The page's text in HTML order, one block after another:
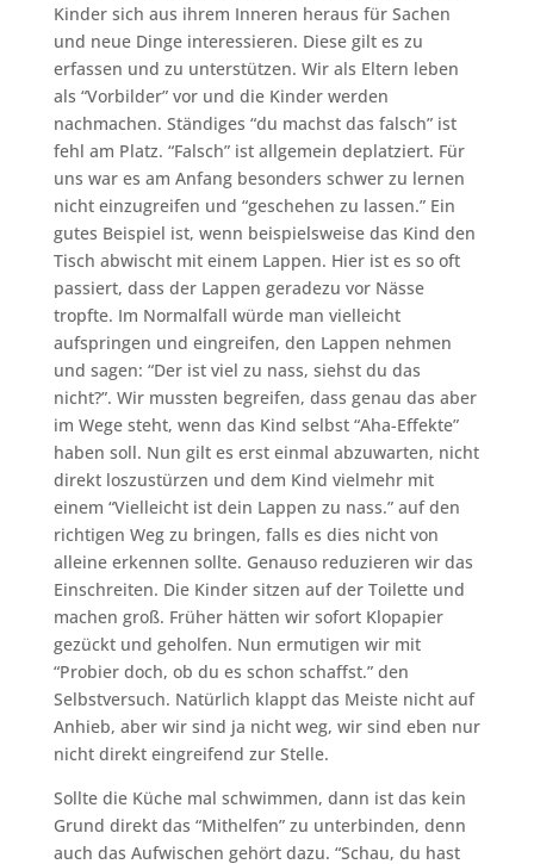
Kinder sich aus ihrem Inneren heraus für Sachen
und neue Dinge interessieren. Diese gilt es zu
erfassen und zu unterstützen. Wir als Eltern leben
als “Vorbilder” vor und die Kinder werden
nachmachen. Ständiges “du machst das falsch” ist
fehl am Platz. “Falsch” ist allgemein deplatziert. Für
uns war es am Anfang besonders schwer zu lernen
nicht einzugreifen und “geschehen zu lassen.” Ein
gutes Beispiel ist, wenn beispielsweise das Kind den
Tisch abwischt mit einem Lappen. Hier ist es so oft
passiert, dass der Lappen geradezu vor Nässe
tropfte. Im Normalfall würde man vielleicht
aufspringen und eingreifen, den Lappen nehmen
und sagen: “Der ist viel zu nass, siehst du das
nicht?”. Wir mussten begreifen, dass genau das aber
im Wege steht, wenn das Kind selbst “Aha-Effekte”
haben soll. Nun gilt es erst einmal abzuwarten, nicht
direkt loszustürzen und dem Kind vielmehr mit
einem “Vielleicht ist dein Lappen zu nass.” auf den
richtigen Weg zu bringen, falls es dies nicht von
alleine erkennen sollte. Genauso reduzieren wir das
Einschreiten. Die Kinder sitzen auf der Toilette und
machen groß. Früher hätten wir sofort Klopapier
gezückt und geholfen. Nun ermutigen wir mit
“Probier doch, ob du es schon schaffst.” den
Selbstversuch. Natürlich klappt das Meiste nicht auf
Anhieb, aber wir sind ja nicht weg, wir sind eben nur
nicht direkt eingreifend zur Stelle.
Sollte die Küche mal schwimmen, dann ist das kein
Grund direkt das “Mithelfen” zu unterbinden, denn
auch das Aufwischen gehört dazu. “Schau, du hast